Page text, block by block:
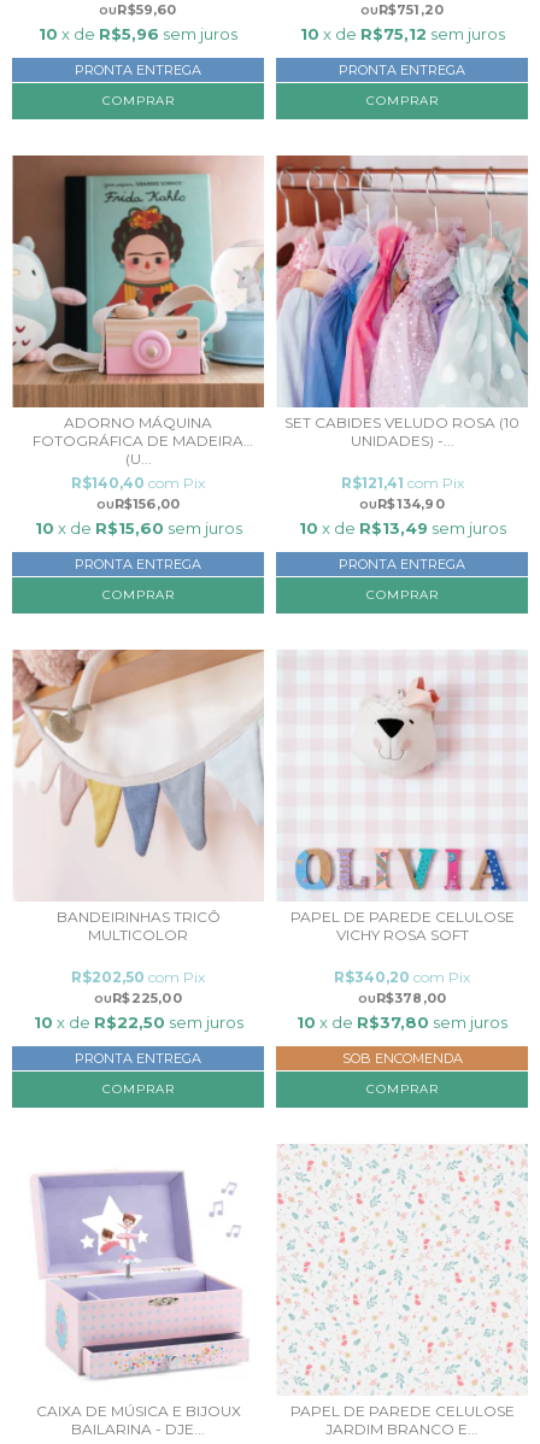
R$59,60
10 x de R$5,96 sem juros
PRONTA ENTREGA
COMPRAR
R$751,20
10 x de R$75,12 sem juros
PRONTA ENTREGA
COMPRAR
ADORNO MÁQUINA
FOTOGRÁFICA DE MADEIRA
(U...
R$156,00
R$140,40 com Pix
10 x de R$15,60 sem juros
PRONTA ENTREGA
COMPRAR
SET CABIDES VELUDO ROSA (10
UNIDADES) -...
R$134,90
R$121,41 com Pix
10 x de R$13,49 sem juros
PRONTA ENTREGA
BANDEIRINHAS TRICÔ
MULTICOLOR
R$225,00
R$202,50 com Pix
10 x de R$22,50 sem juros
PRONTA ENTREGA
PAPEL DE PAREDE CELULOSE
VICHY ROSA SOFT
R$378,00
R$340,20 com Pix
10 x de R$37,80 sem juros
SOB ENCOMENDA
COMPRAR
CAIXA DE MÚSICA E BIJOUX
BAILARINA - DJE...
PAPEL DE PAREDE CELULOSE
JARDIM BRANCO E...